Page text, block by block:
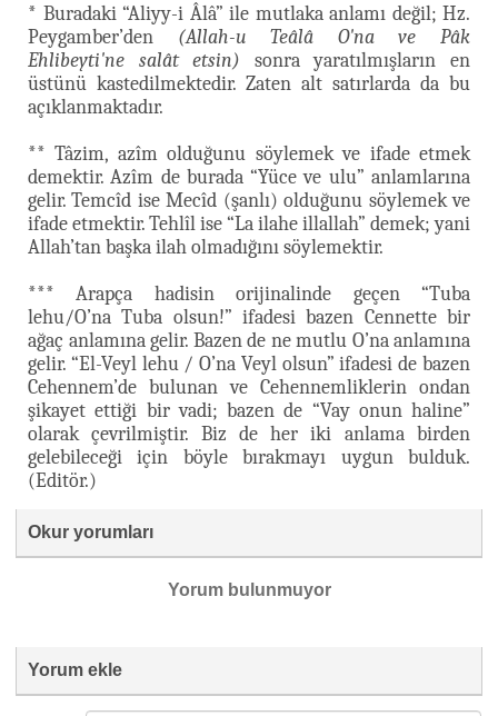
* Buradaki “Aliyy-i Âlâ” ile mutlaka anlamı değil; Hz.
Peygamber’den (Allah-u Teâlâ O'na ve Pâk
Ehlibeyti'ne salât etsin) sonra yaratılmışların en
üstünü kastedilmektedir. Zaten alt satırlarda da bu
açıklanmaktadır.
** Tâzim, azîm olduğunu söylemek ve ifade etmek
demektir. Azîm de burada “Yüce ve ulu” anlamlarına
gelir. Temcîd ise Mecîd (şanlı) olduğunu söylemek ve
ifade etmektir. Tehlîl ise “La ilahe illallah” demek; yani
Allah’tan başka ilah olmadığını söylemektir.
*** Arapça hadisin orijinalinde geçen “Tuba
lehu/O’na Tuba olsun!” ifadesi bazen Cennette bir
ağaç anlamına gelir. Bazen de ne mutlu O’na anlamına
gelir. “El-Veyl lehu / O’na Veyl olsun” ifadesi de bazen
Cehennem’de bulunan ve Cehennemliklerin ondan
şikayet ettiği bir vadi; bazen de “Vay onun haline”
olarak çevrilmiştir. Biz de her iki anlama birden
gelebileceği için böyle bırakmayı uygun bulduk.
(Editör.)
Okur yorumları
Yorum bulunmuyor
Yorum ekle